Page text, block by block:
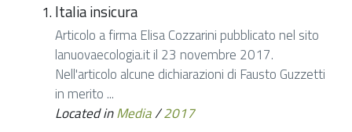
Italia insicura
Articolo a firma Elisa Cozzarini pubblicato nel sito
lanuovaecologia.it il 23 novembre 2017.
Nell'articolo alcune dichiarazioni di Fausto Guzzetti
in merito ...
Located inMedia/2017